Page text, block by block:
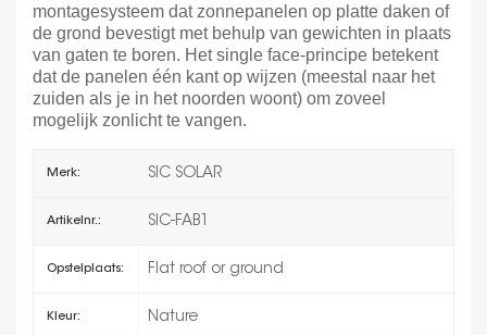
montagesysteem dat zonnepanelen op platte daken of
de grond bevestigt met behulp van gewichten in plaats
van gaten te boren. Het single face-principe betekent
dat de panelen één kant op wijzen (meestal naar het
zuiden als je in het noorden woont) om zoveel
mogelijk zonlicht te vangen.
Merk: SIC SOLAR
Artikelnr.: SIC-FAB1
Opstelplaats: Flat roof or ground
Kleur: Nature